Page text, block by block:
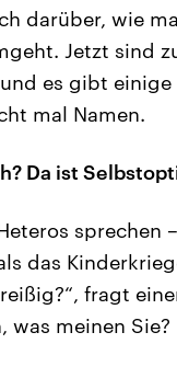
darüber, wie
Jetzt sind
es gibt
mal Namen.
Da ist
sprechen
das
fragt
was meinen Sie?